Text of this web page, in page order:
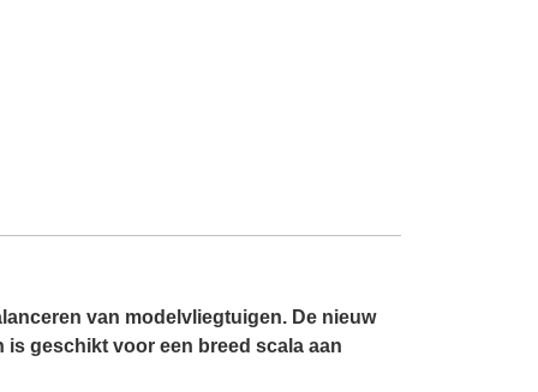
van modelvliegtuigen. De nieuw
geschikt voor een breed scala aan